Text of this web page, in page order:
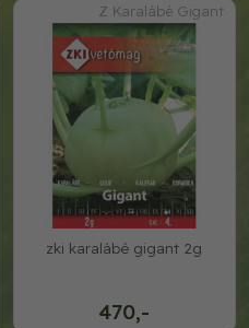
Z Karalábé Gigant
470,-
zki karalábé gigant 2g